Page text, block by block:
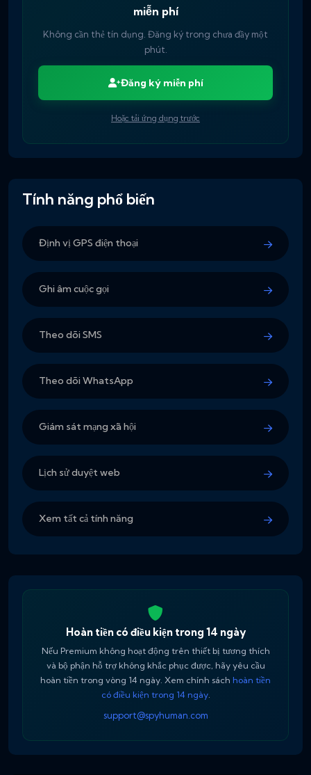
miễn phí
Không cần thẻ tín dụng. Đăng ký trong chưa đầy một
phút.
Đăng ký miễn phí
Hoặc tải ứng dụng trước
Tính năng phổ biến
Định vị GPS điện thoại
Ghi âm cuộc gọi
Theo dõi SMS
Theo dõi WhatsApp
Giám sát mạng xã hội
Lịch sử duyệt web
Xem tất cả tính năng
Hoàn tiền có điều kiện trong 14 ngày
Nếu Premium không hoạt động trên thiết bị tương thích
và bộ phận hỗ trợ không khắc phục được, hãy yêu cầu
hoàn tiền trong vòng 14 ngày. Xem chính sách hoàn tiền
có điều kiện trong 14 ngày.
support@spyhuman.com